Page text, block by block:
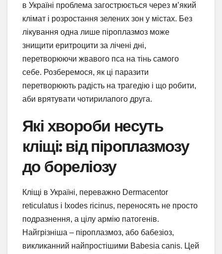
в Україні проблема загострюється через м’який
клімат і розростання зелених зон у містах. Без
лікування одна лише піроплазмоз може
знищити еритроцити за лічені дні,
перетворюючи жвавого пса на тінь самого
себе. Розберемося, як ці паразити
перетворюють радість на трагедію і що робити,
аби врятувати чотирилапого друга.
Які хвороби несуть
кліщі: від піроплазмозу
до бореліозу
Кліщі в Україні, переважно Dermacentor
reticulatus і Ixodes ricinus, переносять не просто
подразнення, а цілу армію патогенів.
Найгрізніша – піроплазмоз, або бабезіоз,
викликанний найпростішими Babesia canis. Цей